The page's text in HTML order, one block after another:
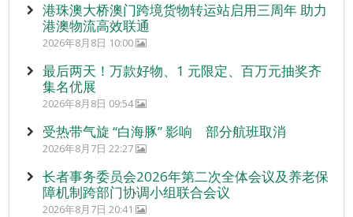
港珠澳大桥澳门跨境货物转运站启用三周年 助力
港澳物流高效联通
2026年8月8日 10:00
最后两天！万款好物、1 元限定、百万元抽奖齐
集名优展
2026年8月8日 09:54
受热带气旋 “白海豚” 影响 部分航班取消
2026年8月7日 22:27
长者事务委员会2026年第二次全体会议及养老保
障机制跨部门协调小组联合会议
2026年8月7日 20:41